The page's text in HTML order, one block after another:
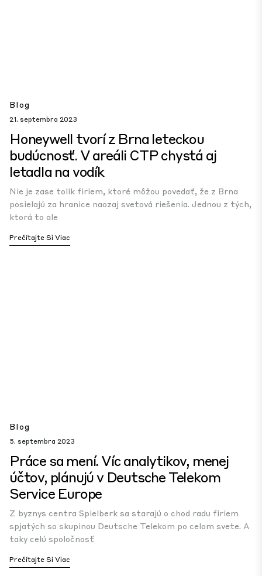
Blog
21. septembra 2023
Honeywell tvorí z Brna leteckou
budúcnosť. V areáli CTP chystá aj
letadla na vodík
Nie je zase tolik firiem, ktoré môžou povedať, že z Brna
posielajú za hranice naozaj svetová riešenia. Jednou z tých,
ktorá to ale
Prečítajte Si Viac
Blog
5. septembra 2023
Práce sa mení. Víc analytikov, menej
účtov, plánujú v Deutsche Telekom
Service Europe
Z byznys centra Spielberk sa starajú o chod radu firiem
spjatých so skupinou Deutsche Telekom po celom svete. A
taky celú spoločnosť
Prečítajte Si Viac